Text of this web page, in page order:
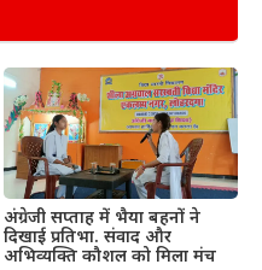
अंग्रेजी सप्ताह में भैया बहनों ने
दिखाई प्रतिभा. संवाद और
अभिव्यक्ति कौशल को मिला मंच